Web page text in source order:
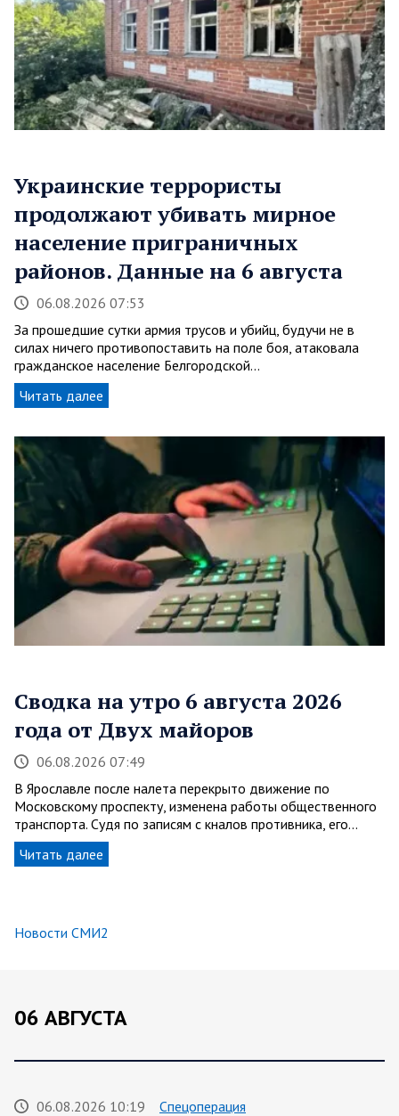
Украинские террористы
продолжают убивать мирное
население приграничных
районов. Данные на 6 августа
06.08.2026 07:53
За прошедшие сутки армия трусов и убийц, будучи не в
силах ничего противопоставить на поле боя, атаковала
гражданское население Белгородской…
Читать далее
Сводка на утро 6 августа 2026
года от Двух майоров
06.08.2026 07:49
В Ярославле после налета перекрыто движение по
Московскому проспекту, изменена работы общественного
транспорта. Судя по записям с кналов противника, его…
Читать далее
Новости СМИ2
06 АВГУСТА
06.08.2026 10:19
Спецоперация